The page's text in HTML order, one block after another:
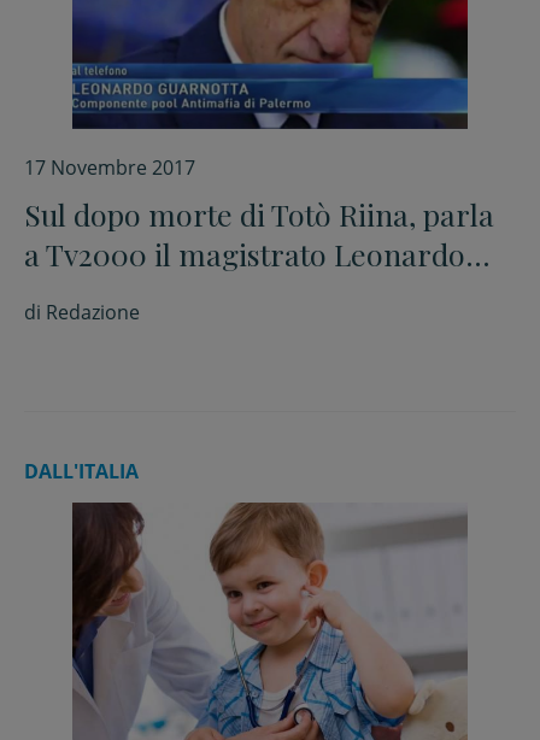
17 Novembre 2017
Sul dopo morte di Totò Riina, parla
a Tv2000 il magistrato Leonardo
Guarnotta, componente del pool
antimafia di Palermo
di Redazione
DALL'ITALIA